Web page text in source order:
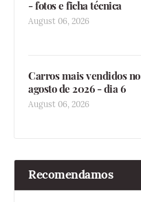
- fotos e ficha técnica
August 06, 2026
Carros mais vendidos
agosto de 2026 - dia 6
August 06, 2026
Recomendamos